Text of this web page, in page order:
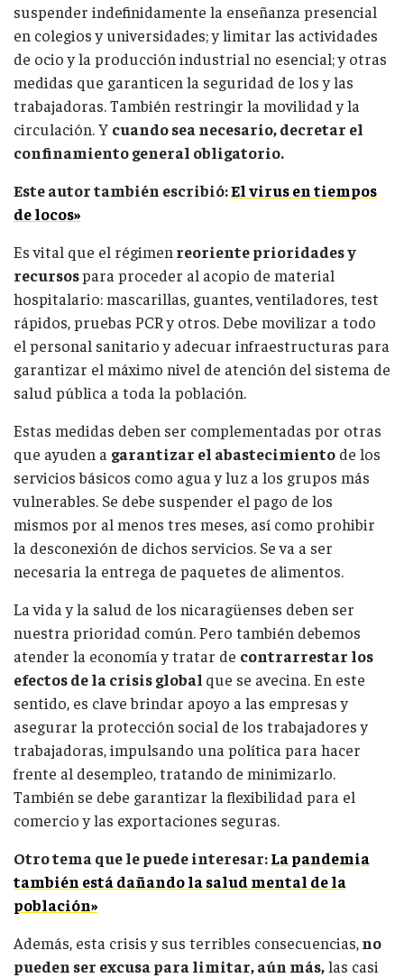
suspender indefinidamente la enseñanza presencial
en colegios y universidades; y limitar las actividades
de ocio y la producción industrial no esencial; y otras
medidas que garanticen la seguridad de los y las
trabajadoras. También restringir la movilidad y la
circulación. Y cuando sea necesario, decretar el
confinamiento general obligatorio.
Este autor también escribió:El virus en tiempos
de locos»
Es vital que el régimen reoriente prioridades y
recursospara proceder al acopio de material
hospitalario: mascarillas, guantes, ventiladores, test
rápidos, pruebas PCR y otros. Debe movilizar a todo
el personal sanitario y adecuar infraestructuras para
garantizar el máximo nivel de atención del sistema de
salud pública a toda la población.
Estas medidas deben ser complementadas por otras
que ayuden a garantizar el abastecimiento de los
servicios básicos como agua y luz a los grupos más
vulnerables. Se debe suspender el pago de los
mismos por al menos tres meses, así como prohibir
la desconexión de dichos servicios. Se va a ser
necesaria la entrega de paquetes de alimentos.
La vida y la salud de los nicaragüenses deben ser
nuestra prioridad común. Pero también debemos
atender la economía y tratar de contrarrestar los
efectos de la crisis global que se avecina. En este
sentido, es clave brindar apoyo a las empresas y
asegurar la protección social de los trabajadores y
trabajadoras, impulsando una política para hacer
frente al desempleo, tratando de minimizarlo.
También se debe garantizar la flexibilidad para el
comercio y las exportaciones seguras.
Otro tema que le puede interesar:La pandemia
también está dañando la salud mental de la
población»
Además, esta crisis y sus terribles consecuencias,no
pueden ser excusa para limitar, aún más,las casi